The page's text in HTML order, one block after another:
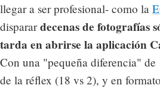
llegar a ser profesional- como la
disparardecenas de fotografías
tarda en abrirse la aplicación
Con una "pequeña diferencia" de
de la réflex (18 vs 2), y en